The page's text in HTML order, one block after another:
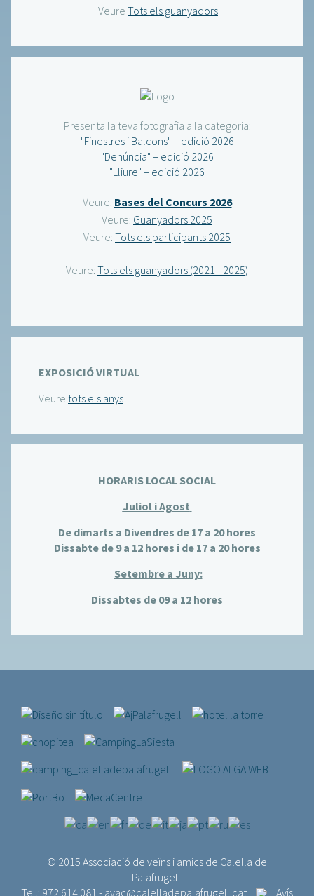
Veure Tots els guanyadors
Presenta la teva fotografia a la categoria:
"Finestres i Balcons" – edició 2026
"Denúncia" – edició 2026
"Lliure" – edició 2026
Veure: Bases del Concurs 2026
Veure: Guanyadors 2025
Veure: Tots els participants 2025
Veure: Tots els guanyadors (2021 - 2025)
EXPOSICIÓ VIRTUAL
Veure tots els anys
HORARIS LOCAL SOCIAL
Juliol i Agost:
De dimarts a Divendres de 17 a 20 hores
Dissabte de 9 a 12 hores i de 17 a 20 hores
Setembre a Juny:
Dissabtes de 09 a 12 hores
© 2015 Associació de veïns i amics de Calella de
Palafrugell.
Tel.: 972 614 081 - avac@calelladepalafrugell.cat Avís